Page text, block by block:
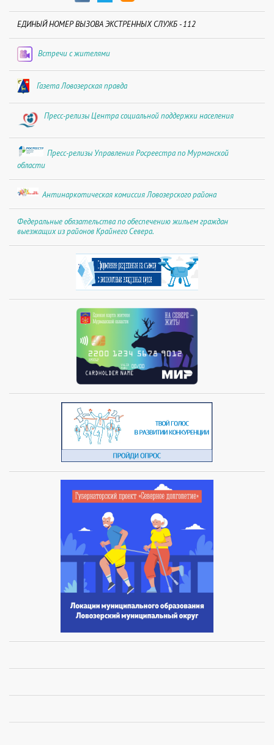
ЕДИНЫЙ НОМЕР ВЫЗОВА ЭКСТРЕННЫХ СЛУЖБ - 112
Встречи с жителями
Газета Ловозерская правда
Пресс-релизы Центра социальной поддержки населения
Пресс-релизы Управления Росреестра по Мурманской
области
Антинаркотическая комиссия Ловозерского района
Федеральные обязательства по обеспечению жильем граждан
выезжащих из районов Крайнего Севера.